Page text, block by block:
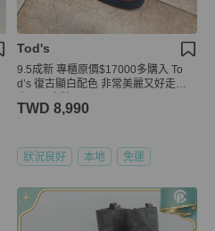
Tod's
9.5成新 專櫃原價$17000多購入 To
d’s 復古顯白配色 非常美麗又好走的✨
TWD 8,990
狀況良好 本地 免運